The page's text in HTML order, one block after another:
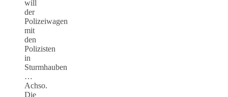
will
der
Polizeiwagen
mit
den
Polizisten
in
Sturmhauben
…
Achso.
Die